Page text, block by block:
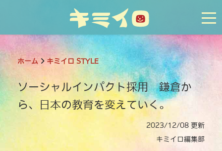
ホーム キミイロ STYLE
ソーシャルインパクト採用 鎌倉か
ら、日本の教育を変えていく。
2023/12/08 更新
キミイロ編集部